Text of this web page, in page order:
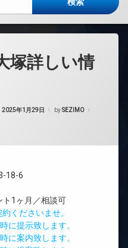
塚詳しい情
2025年1月29日 bySEZIMO
18-6
ト1ヶ月／相談可
くださいませ。
に提示致します。
に案内致します。